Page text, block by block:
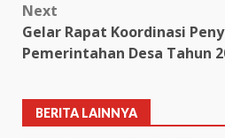
Next
Gelar Rapat Koordinasi
Pemerintahan Desa Tahun
BERITA LAINNYA